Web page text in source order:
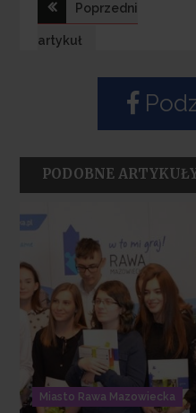
wpisu
Poprzedni
artykuł
PODOBNE
Miasto Rawa Mazowiecka